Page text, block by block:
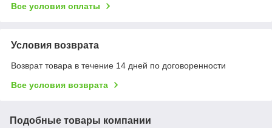
Все условия оплаты
Условия возврата
Возврат товара в течение 14 дней по договоренности
Все условия возврата
Подобные товары компании